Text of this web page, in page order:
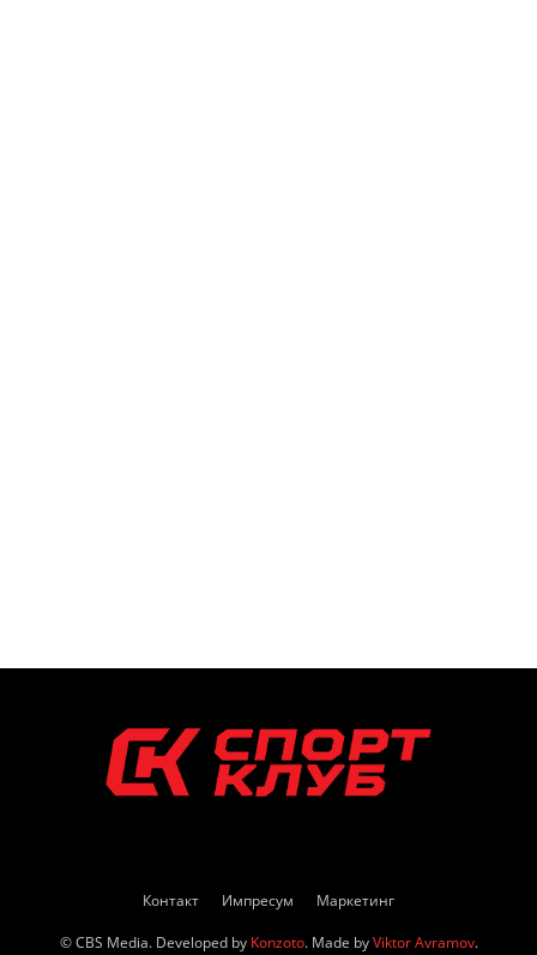
Контакт Импресум Маркетинг
© CBS Media. Developed by Konzoto. Made byViktor Avramov.